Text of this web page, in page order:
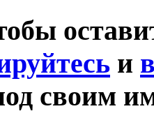
и
своим